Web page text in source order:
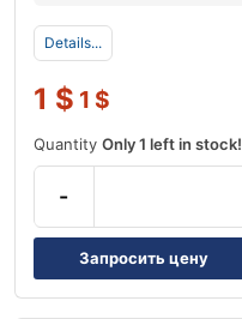
Details...
1 $ 1 $
Quantity Only 1 left in stock!
-
Запросить цену